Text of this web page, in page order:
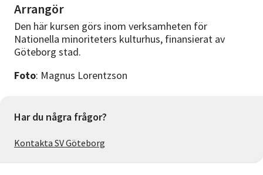
Arrangör
Den här kursen görs inom verksamheten för
Nationella minoriteters kulturhus, finansierat av
Göteborg stad.
Foto: Magnus Lorentzson
Har du några frågor?
Kontakta SV Göteborg